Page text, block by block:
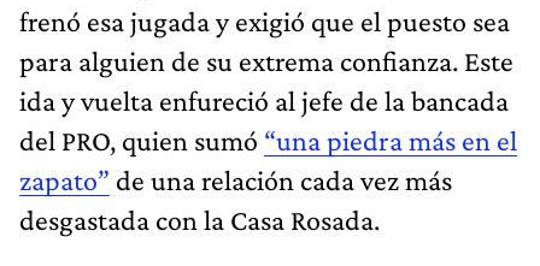
frenó esa jugada y exigió que el puesto sea
para alguien de su extrema confianza. Este
ida y vuelta enfureció al jefe de la bancada
del PRO, quien sumó “una piedra más en el
zapato” de una relación cada vez más
desgastada con la Casa Rosada.